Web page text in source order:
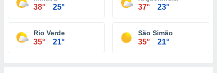
38° 25° 37° 23°
Rio Verde
35° 21°
São Simão
35° 21°